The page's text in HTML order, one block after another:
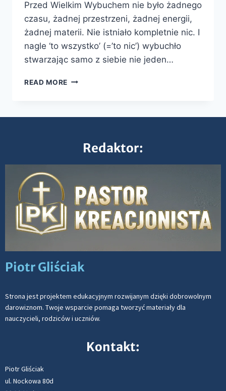
Przed Wielkim Wybuchem nie było żadnego
czasu, żadnej przestrzeni, żadnej energii,
żadnej materii. Nie istniało kompletnie nic. I
nagle ‘to wszystko’ (=’to nic’) wybuchło
stwarzając samo z siebie nie jeden…
READ MORE
Redaktor:
Piotr Gliściak
Strona jest projektem edukacyjnym rozwijanym dzięki dobrowolnym
darowiznom. Twoje wsparcie pomaga tworzyć materiały dla
nauczycieli, rodziców i uczniów.
Kontakt:
Piotr Gliściak
ul. Nockowa 80d